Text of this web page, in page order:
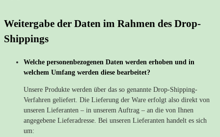
Weitergabe der Daten im Rahmen des Drop-
Shippings
Welche personenbezogenen Daten werden erhoben und in
welchem Umfang werden diese bearbeitet?
Unsere Produkte werden über das so genannte Drop-Shipping-
Verfahren geliefert. Die Lieferung der Ware erfolgt also direkt von
unseren Lieferanten – in unserem Auftrag – an die von Ihnen
angegebene Lieferadresse. Bei unseren Lieferanten handelt es sich
um: